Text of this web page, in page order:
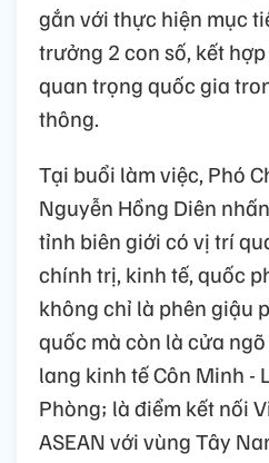
gắn với thực hiện mục
trưởng 2 con số, kết
quan trọng quốc gia
thông.
Tại buổi làm việc, Phó
Nguyễn Hồng Diên
tỉnh biên giới có vị trí
chính trị, kinh tế, quốc
không chỉ là phên giậu
quốc mà còn là cửa
lang kinh tế Côn Minh -
Phòng; là điểm kết nối
ASEAN với vùng Tây